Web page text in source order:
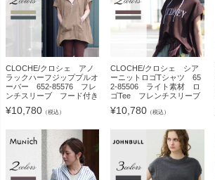
CLOCHE/クロシェ アノ
ラックハーフジッププルオ
ーバー 652-85576 フレ
ンチスリーブ フード付き
¥10,780 （税込）
CLOCHE/クロシェ シア
ーニットロゴTシャツ 65
2-85506 ライト素材 ロ
ゴTee フレンチスリーブ
¥10,780 （税込）